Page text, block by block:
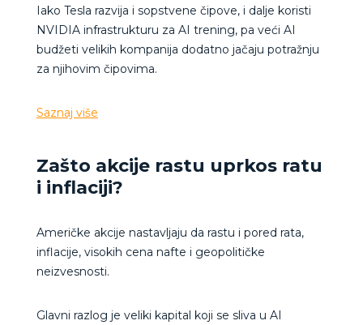
Iako Tesla razvija i sopstvene čipove, i dalje koristi
NVIDIA infrastrukturu za AI trening, pa veći AI
budžeti velikih kompanija dodatno jačaju potražnju
za njihovim čipovima.
Saznaj više
Zašto akcije rastu uprkos ratu
i inflaciji?
Američke akcije nastavljaju da rastu i pored rata,
inflacije, visokih cena nafte i geopolitičke
neizvesnosti.
Glavni razlog je veliki kapital koji se sliva u AI